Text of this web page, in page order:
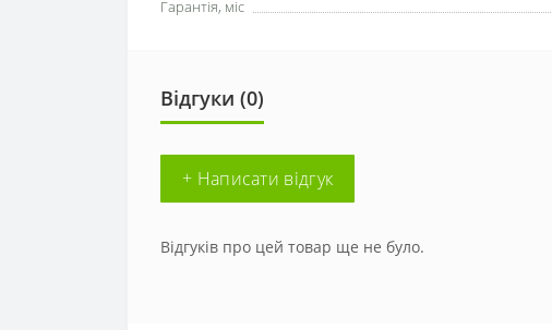
Гарантія, міс
Відгуки (0)
+ Написати відгук
Відгуків про цей товар ще не було.